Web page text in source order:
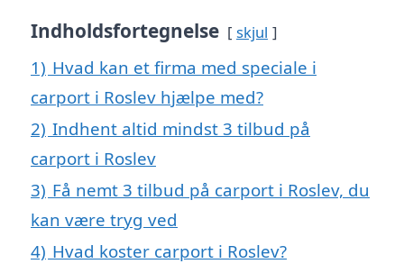
Indholdsfortegnelse skjul
1) Hvad kan et firma med speciale i
carport i Roslev hjælpe med?
2) Indhent altid mindst 3 tilbud på
carport i Roslev
3) Få nemt 3 tilbud på carport i Roslev, du
kan være tryg ved
4) Hvad koster carport i Roslev?